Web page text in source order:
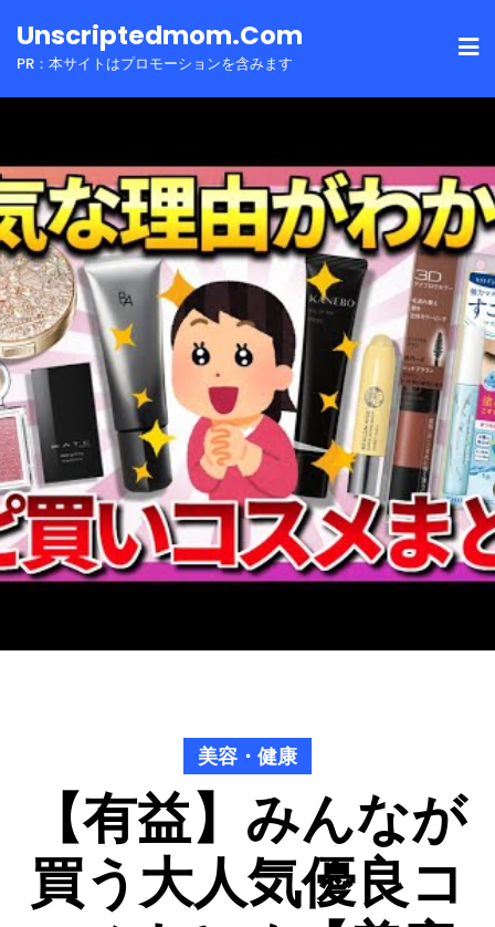
toUnscriptedmom.com
PR：本サイトはプロモーションを含みます
美容・健康
【有益】みんなが
買う大人気優良コ